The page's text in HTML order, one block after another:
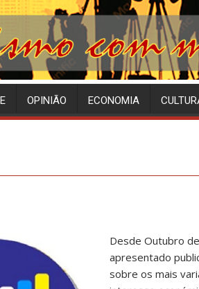
OPINIÃO ECONOMIA
Desde Outubro
apresentado
sobre os mais